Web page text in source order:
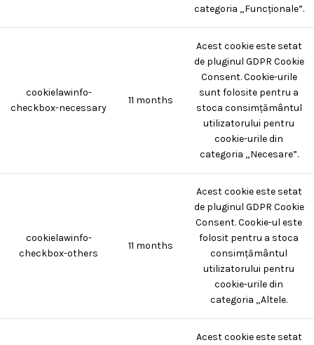
categoria „Funcționale”.
cookielawinfo-
checkbox-necessary
11 months
Acest cookie este setat
de pluginul GDPR Cookie
Consent. Cookie-urile
sunt folosite pentru a
stoca consimțământul
utilizatorului pentru
cookie-urile din
categoria „Necesare”.
cookielawinfo-
checkbox-others
11 months
Acest cookie este setat
de pluginul GDPR Cookie
Consent. Cookie-ul este
folosit pentru a stoca
consimțământul
utilizatorului pentru
cookie-urile din
categoria „Altele.
Acest cookie este setat